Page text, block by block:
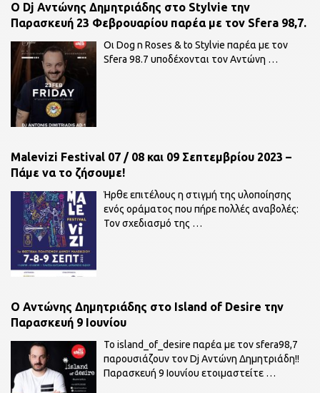
O Dj Αντώνης Δημητριάδης στο Stylvie την
Παρασκευή 23 Φεβρουαρίου παρέα με τον Sfera 98,7.
Οι Dog n Roses & to Stylvie παρέα με τον
Sfera 98.7 υποδέχονται τον Αντώνη …
Malevizi Festival 07 / 08 και 09 Σεπτεμβρίου 2023 –
Πάμε να το ζήσουμε!
Ήρθε επιτέλους η στιγμή της υλοποίησης
ενός οράματος που πήρε πολλές αναβολές:
Τον σχεδιασμό της …
O Αντώνης Δημητριάδης στο Island of Desire την
Παρασκευή 9 Ιουνίου
To island_of_desire παρέα με τον sfera98,7
παρουσιάζουν τον Dj Αντώνη Δημητριάδη!!
Παρασκευή 9 Ιουνίου ετοιμαστείτε …